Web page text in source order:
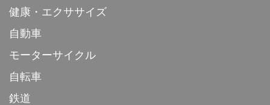
健康・エクササイズ
自動車
モーターサイクル
自転車
鉄道